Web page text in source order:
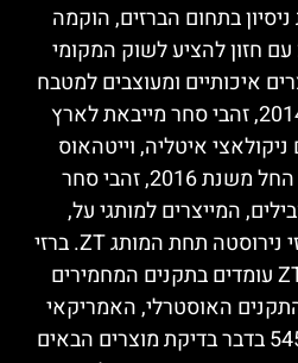
מ 30 שנות ניסיון בתחום הברזים, הוקמה
זהבי סחר בשנת 2013 עם חזון להציע לשוק המקומי
איכותיים ומעוצבים למטבח
ולאמבט. החל משנת 2014, זהבי סחר מייבאת לארץ
איטליה, וייטהאוס
ארה"ב וניקו אנגליה. החל משנת 2016, זהבי סחר
המייצרים למותגי על,
קולקצייה פרטית של ברזי נירוסטה תחת המותג ZT. ברזי
הנירוסטה של המותג ZT עומדים בתקנים המחמירים
האוסטרלי, האמריקאי
והישראלי, לרבות ת"י 5452 בדבר בדיקת מוצרים הבאים